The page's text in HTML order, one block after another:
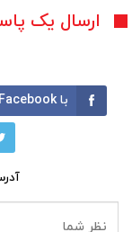
ارسال یک
با Facebook وارد شوید